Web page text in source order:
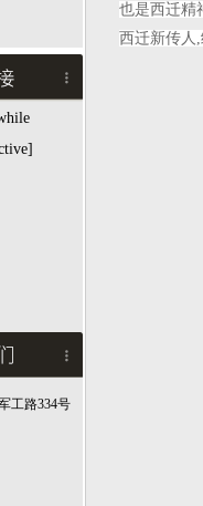
工路334号
也是西迁精
西迁新传人